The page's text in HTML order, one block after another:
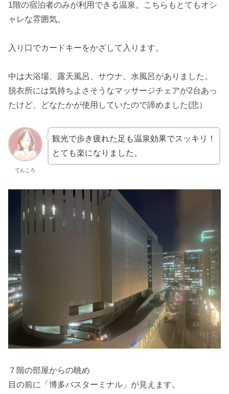
1階の宿泊者のみが利用できる温泉。こちらもとてもオシ
ャレな雰囲気。
入り口でカードキーをかざして入ります。
中は大浴場、露天風呂、サウナ、水風呂がありました。
脱衣所には気持ちよさそうなマッサージチェアが2台あっ
たけど、どなたかが使用していたので諦めました(悲）
てんころ
観光で歩き疲れた足も温泉効果でスッキリ！
とても楽になりました。
７階の部屋からの眺め
目の前に「博多バスターミナル」が見えます。